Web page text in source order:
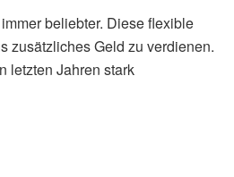
beliebter. Diese flexible
zusätzliches Geld zu verdienen.
letzten Jahren stark